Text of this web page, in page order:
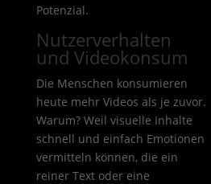
Potenzial.
Nutzerverhalten
und Videokonsum
Die Menschen konsumieren
heute mehr Videos als je zuvor.
Warum? Weil visuelle Inhalte
schnell und einfach Emotionen
vermitteln können, die ein
reiner Text oder eine